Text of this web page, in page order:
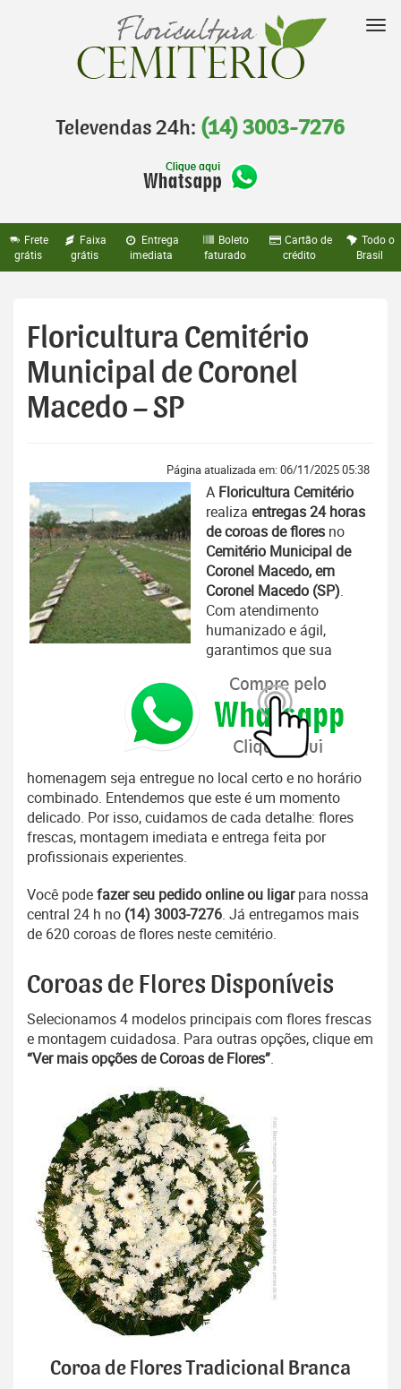
Televendas 24h: (14) 3003-7276
Frete
grátis
Faixa
grátis
Entrega
imediata
Boleto
faturado
Cartão de
crédito
Todo o
Brasil
Floricultura Cemitério
Municipal de Coronel
Macedo – SP
Página atualizada em: 06/11/2025 05:38
A Floricultura Cemitério
realiza entregas 24 horas
de coroas de flores no
Cemitério Municipal de
Coronel Macedo, em
Coronel Macedo (SP).
Com atendimento
humanizado e ágil,
garantimos que sua
homenagem seja entregue no local certo e no horário
combinado. Entendemos que este é um momento
delicado. Por isso, cuidamos de cada detalhe: flores
frescas, montagem imediata e entrega feita por
profissionais experientes.
Você podefazer seu pedido online ou ligarpara nossa
central 24 h no (14) 3003-7276. Já entregamos mais
de 620 coroas de flores neste cemitério.
Coroas de Flores Disponíveis
Selecionamos 4 modelos principais com flores frescas
e montagem cuidadosa. Para outras opções, clique em
“Ver mais opções de Coroas de Flores”.
Coroa de Flores Tradicional Branca